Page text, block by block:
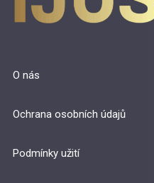
O nás
Ochrana osobních údajů
Podmínky užití